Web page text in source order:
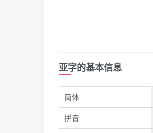
亚字的基本信息
简体
拼音